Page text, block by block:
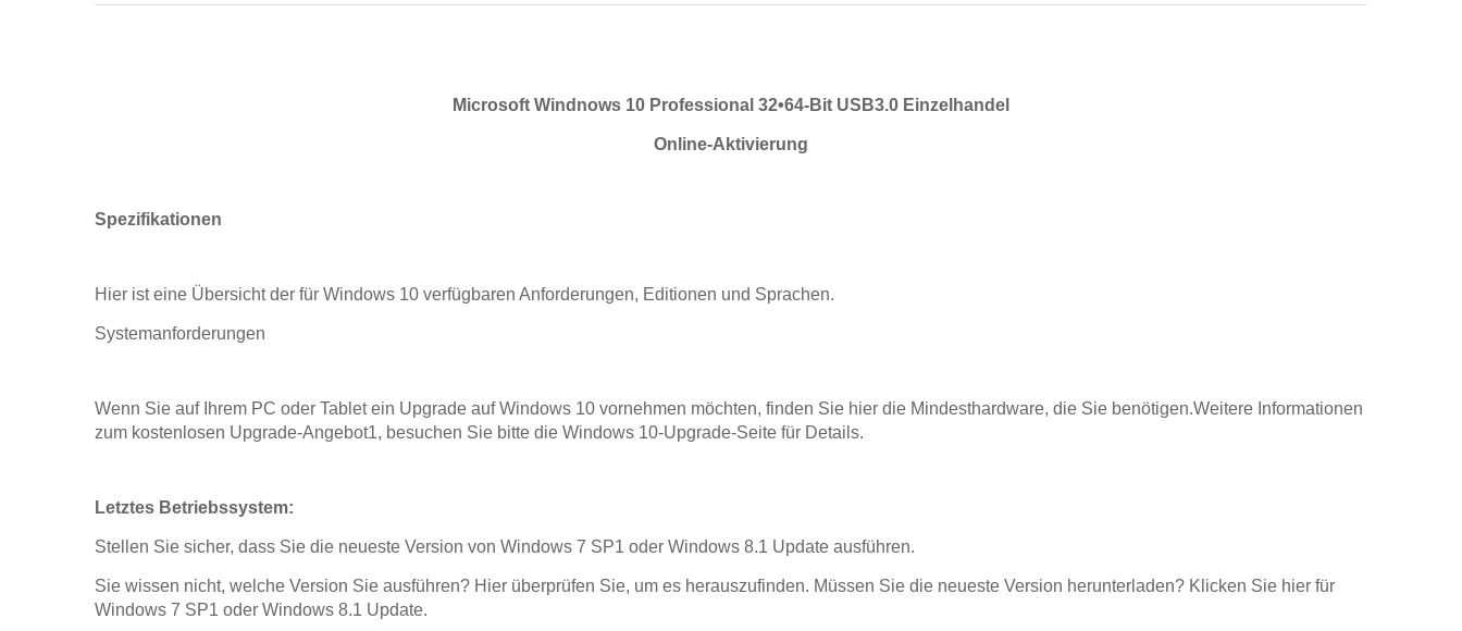
Microsoft Windnows 10 Professional 32•64-Bit USB3.0 Einzelhandel
Online-Aktivierung
Spezifikationen
Hier ist eine Übersicht der für Windows 10 verfügbaren Anforderungen, Editionen und Sprachen.
Systemanforderungen
Wenn Sie auf Ihrem PC oder Tablet ein Upgrade auf Windows 10 vornehmen möchten, finden Sie hier die Mindesthardware, die Sie benötigen.Weitere Informationen
zum kostenlosen Upgrade-Angebot1, besuchen Sie bitte die Windows 10-Upgrade-Seite für Details.
Letztes Betriebssystem:
Stellen Sie sicher, dass Sie die neueste Version von Windows 7 SP1 oder Windows 8.1 Update ausführen.
Sie wissen nicht, welche Version Sie ausführen? Hier überprüfen Sie, um es herauszufinden. Müssen Sie die neueste Version herunterladen? Klicken Sie hier für
Windows 7 SP1 oder Windows 8.1 Update.